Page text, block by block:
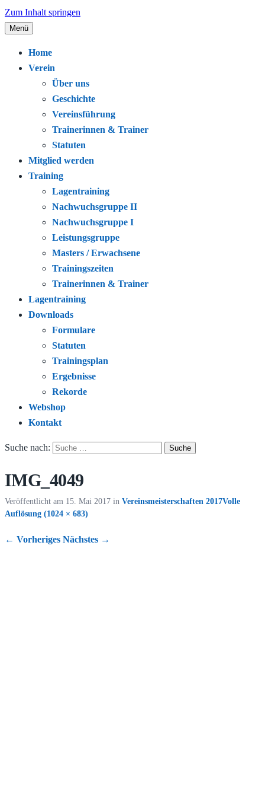
Zum Inhalt springen
Schwimmclub Bregenz
Leidenschaft.
Menü
Home
Verein
Über uns
Geschichte
Vereinsführung
Trainerinnen & Trainer
Statuten
Mitglied werden
Training
Lagentraining
Nachwuchsgruppe II
Nachwuchsgruppe I
Leistungsgruppe
Masters / Erwachsene
Trainingszeiten
Trainerinnen & Trainer
Lagentraining
Downloads
Formulare
Statuten
Trainingsplan
Ergebnisse
Rekorde
Webshop
Kontakt
Suche nach:
IMG_4049
Veröffentlicht am 15. Mai 2017 in Vereinsmeisterschaften 2017Volle
Auflösung (1024 × 683)
← Vorheriges Nächstes →